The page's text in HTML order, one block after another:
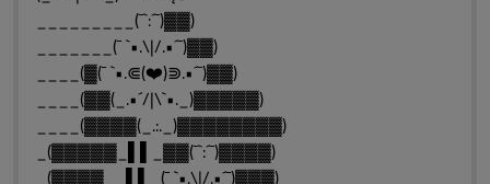
_________(¯`:´¯)▓▓)
_______(¯ `•.\|/.•´¯)▓▓)
____(▓(¯ `•.⋐(❤️)⋑.•´¯)▓▓)
____(▓▓(_.•´/|\`•._)▓▓▓▓▓)
____(▓▓▓▓(_.:._)▓▓▓▓▓▓▓▓)
_(▓▓▓▓▓_▌▌_▓▓(¯`:´¯)▓▓▓▓)
_(▓▓▓▓__▌▌_(¯ `•.\|/.•´¯)▓▓▓)